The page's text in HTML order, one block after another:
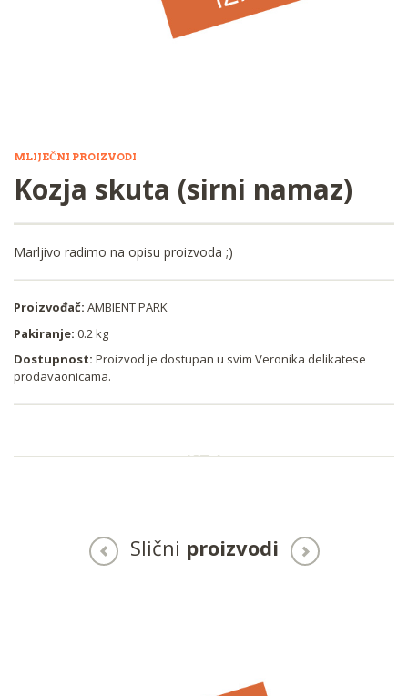
MLIJEČNI PROIZVODI
Kozja skuta (sirni namaz)
Marljivo radimo na opisu proizvoda ;)
Proizvođač: AMBIENT PARK
Pakiranje: 0.2 kg
Dostupnost: Proizvod je dostupan u svim Veronika delikatese
prodavaonicama.
Slični proizvodi